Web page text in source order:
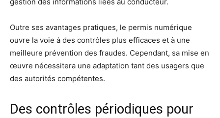
Outre ses avantages pratiques, le permis numérique
ouvre la voie à des contrôles plus efficaces et à une
meilleure prévention des fraudes. Cependant, sa mise en
œuvre nécessitera une adaptation tant des usagers que
des autorités compétentes.
Des contrôles périodiques pour